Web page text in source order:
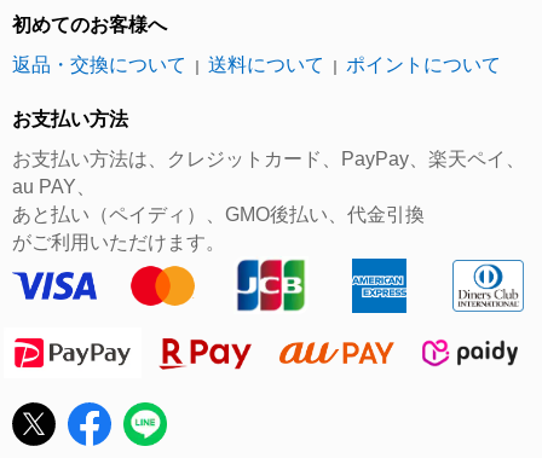
初めてのお客様へ
返品・交換について
｜ 送料について ｜ ポイントについて
お支払い方法
お支払い方法は、クレジットカード、PayPay、楽天ペイ、
au PAY、
あと払い（ペイディ）、GMO後払い、代金引換
がご利用いただけます。